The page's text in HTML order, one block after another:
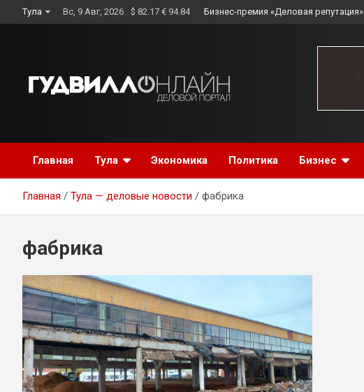
to
Тула Вс, 9 Авг, 2026 $ 82.17 € 94.84 Бизнес-премия «Деловая репутация»
Главная Тула Экономика Политика Бизнес
Главная Тула — деловые новости фабрика
фабрика